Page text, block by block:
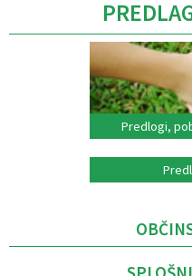
Predlogi,